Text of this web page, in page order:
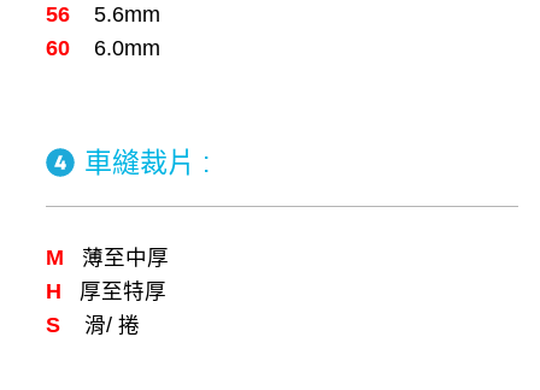
56 5.6mm
60 6.0mm
車縫裁片 :
M 薄至中厚
H 厚至特厚
S 滑/ 捲